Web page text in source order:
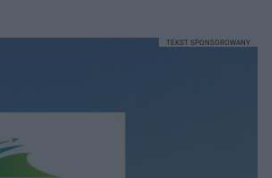
TEKST SPONSOROWANY